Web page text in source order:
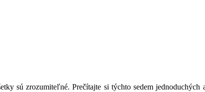
sú zrozumiteľné. Prečítajte si týchto sedem